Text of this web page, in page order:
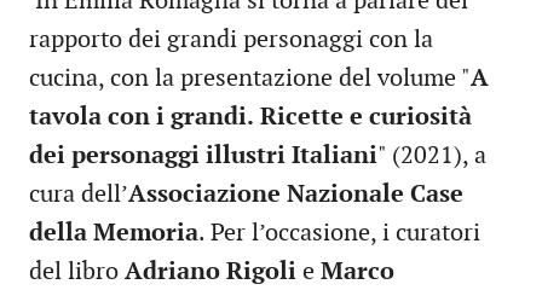
rapporto dei grandi personaggi con la
cucina, con la presentazione del volume "A
tavola con i grandi. Ricette e curiosità
dei personaggi illustri Italiani" (2021), a
cura dell’Associazione Nazionale Case
della Memoria. Per l’occasione, i curatori
del libro Adriano Rigoli e Marco